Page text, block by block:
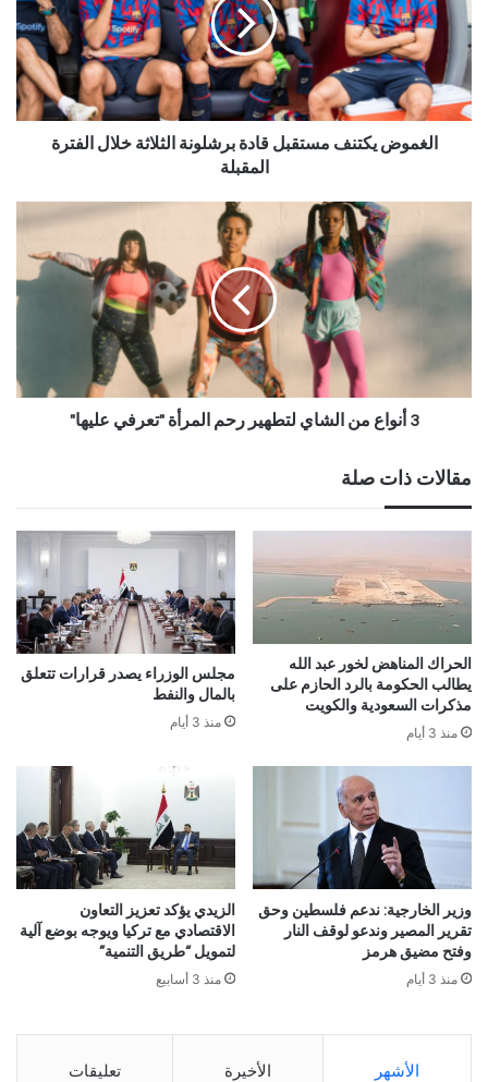
الغموض يكتنف مستقبل قادة برشلونة الثلاثة خلال الفترة
المقبلة
3 أنواع من الشاي لتطهير رحم المرأة "تعرفي عليها"
مقالات ذات صلة
الحراك المناهض لخور عبد الله
يطالب الحكومة بالرد الحازم على
مذكرات السعودية والكويت
منذ 3 أيام
مجلس الوزراء يصدر قرارات تتعلق
بالمال والنفط
منذ 3 أيام
وزير الخارجية: ندعم فلسطين وحق
تقرير المصير وندعو لوقف النار
وفتح مضيق هرمز
منذ 3 أيام
الزيدي يؤكد تعزيز التعاون
الاقتصادي مع تركيا ويوجه بوضع آلية
لتمويل “طريق التنمية”
منذ 3 أسابيع
الأشهر الأخيرة تعليقات